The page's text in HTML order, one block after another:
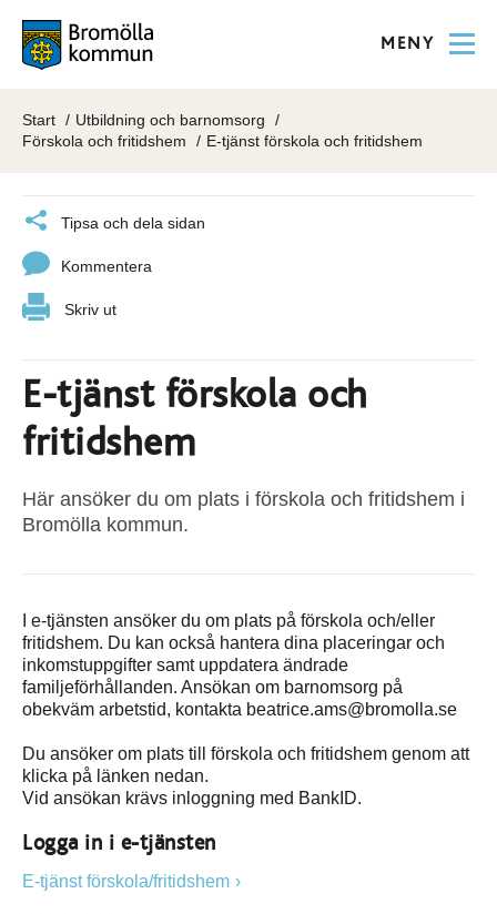
MENY
Start
Utbildning och barnomsorg
Förskola och fritidshem
E-tjänst förskola och fritidshem
Tipsa och dela sidan
Kommentera
Skriv ut
E-tjänst förskola och
fritidshem
Här ansöker du om plats i förskola och fritidshem i
Bromölla kommun.
I e-tjänsten ansöker du om plats på förskola och/eller
fritidshem. Du kan också hantera dina placeringar och
inkomstuppgifter samt uppdatera ändrade
familjeförhållanden. Ansökan om barnomsorg på
obekväm arbetstid, kontakta beatrice.ams@bromolla.se
Du ansöker om plats till förskola och fritidshem genom att
klicka på länken nedan.
Vid ansökan krävs inloggning med BankID.
Logga in i e-tjänsten
E-tjänst förskola/fritidshem